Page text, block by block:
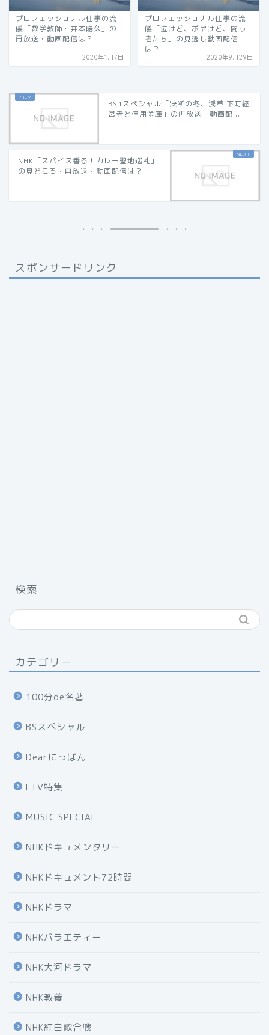
プロフェッショナル仕事の流
儀「数学教師・井本陽久」の
再放送・動画配信は？
2020年1月7日
プロフェッショナル仕事の流
儀「泣けど、ボヤけど、闘う
者たち」の見逃し動画配信
は？
2020年9月29日
BS1スペシャル「決断の冬、浅草 下町経
営者と信用金庫」の再放送・動画配...
NHK「スパイス香る！カレー聖地巡礼」
の見どころ・再放送・動画配信は？
スポンサードリンク
検索
カテゴリー
100分de名著
BSスペシャル
Dearにっぽん
ETV特集
MUSIC SPECIAL
NHKドキュメンタリー
NHKドキュメント72時間
NHKドラマ
NHKバラエティー
NHK大河ドラマ
NHK教養
NHK紅白歌合戦